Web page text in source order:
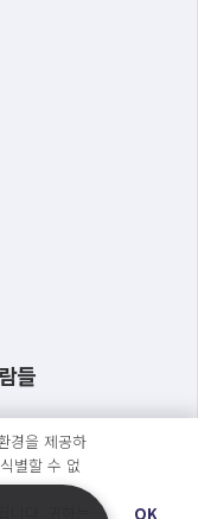
들
습니다.
경을 제공하
별할 수 없
다. 귀하는
OK